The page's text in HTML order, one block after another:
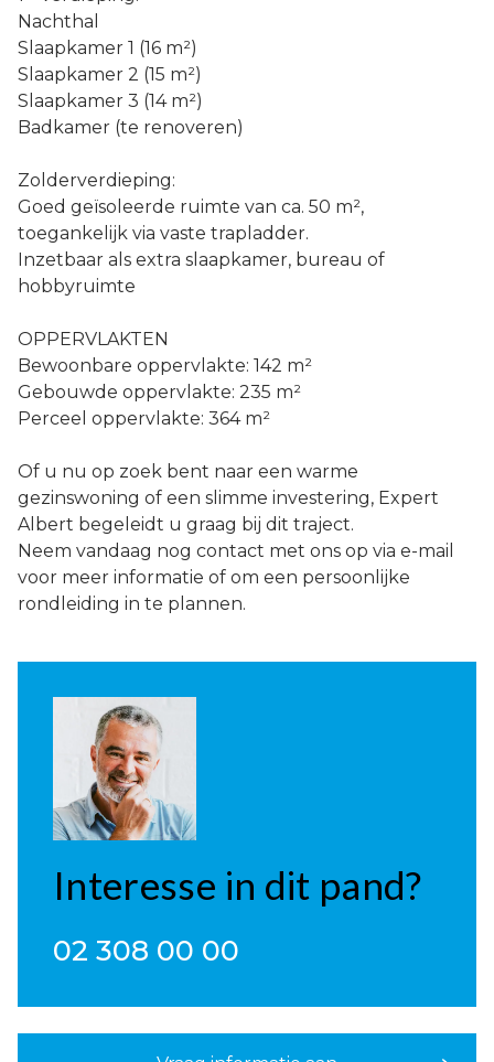
Nachthal
Slaapkamer 1 (16 m²)
Slaapkamer 2 (15 m²)
Slaapkamer 3 (14 m²)
Badkamer (te renoveren)
Zolderverdieping:
Goed geïsoleerde ruimte van ca. 50 m²,
toegankelijk via vaste trapladder.
Inzetbaar als extra slaapkamer, bureau of
hobbyruimte
OPPERVLAKTEN
Bewoonbare oppervlakte: 142 m²
Gebouwde oppervlakte: 235 m²
Perceel oppervlakte: 364 m²
Of u nu op zoek bent naar een warme
gezinswoning of een slimme investering, Expert
Albert begeleidt u graag bij dit traject.
Neem vandaag nog contact met ons op via e-mail
voor meer informatie of om een persoonlijke
rondleiding in te plannen.
Interesse in dit pand?
02 308 00 00